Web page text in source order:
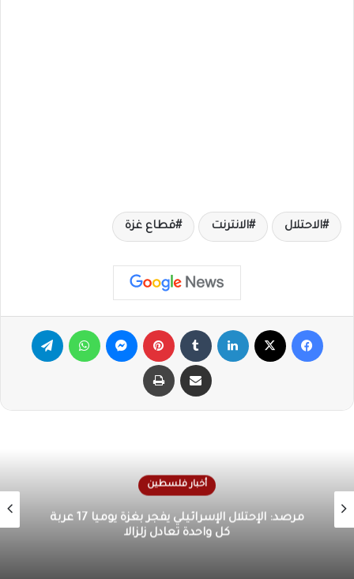
الاحتلال الانترنت قطاع غزة
أخبار فلسطين
الأونروا تحذر من كارثة إنسانية في غزة بسبب تدهور
الوضع الصحي والمعيشي